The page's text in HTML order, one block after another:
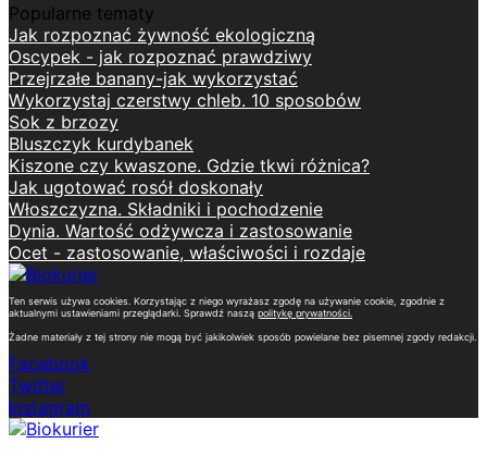
Popularne tematy
Jak rozpoznać żywność ekologiczną
Oscypek - jak rozpoznać prawdziwy
Przejrzałe banany-jak wykorzystać
Wykorzystaj czerstwy chleb. 10 sposobów
Sok z brzozy
Bluszczyk kurdybanek
Kiszone czy kwaszone. Gdzie tkwi różnica?
Jak ugotować rosół doskonały
Włoszczyzna. Składniki i pochodzenie
Dynia. Wartość odżywcza i zastosowanie
Ocet - zastosowanie, właściwości i rozdaje
Ten serwis używa cookies. Korzystając z niego wyrażasz zgodę na używanie cookie, zgodnie z
aktualnymi ustawieniami przeglądarki. Sprawdź naszą politykę prywatności
Żadne materiały z tej strony nie mogą być jakikolwiek sposób powielane bez pisemnej zgody redakcji.
Facebook
Twitter
Instagram